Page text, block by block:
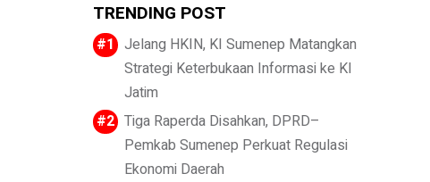
TRENDING POST
Jelang HKIN, KI Sumenep Matangkan
Strategi Keterbukaan Informasi ke KI
Jatim
Tiga Raperda Disahkan, DPRD–
Pemkab Sumenep Perkuat Regulasi
Ekonomi Daerah